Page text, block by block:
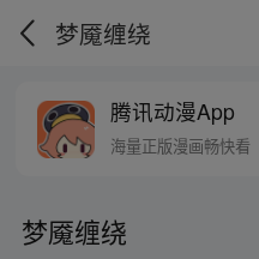
梦魇缠绕
腾讯动漫App
海量正版漫画畅快看
梦魇缠绕